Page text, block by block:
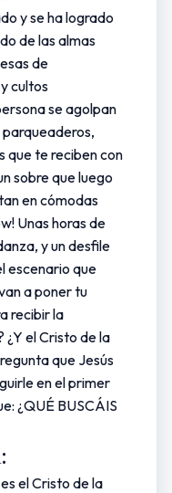
y se ha logrado
de las almas
de
cultos
se agolpan
que te reciben con
sobre que luego
en cómodas
Unas horas de
y un desfile
escenario que
a poner tu
recibir la
¿Y el Cristo de la
que Jesús
en el primer
¿QUÉ BUSCÁIS
el Cristo de la